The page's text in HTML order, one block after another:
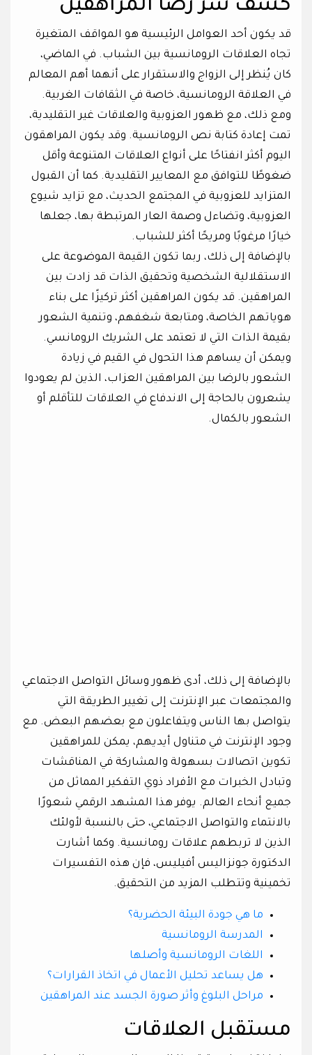
كشف سر رضا المراهقين
قد يكون أحد العوامل الرئيسية هو المواقف المتغيرة
تجاه العلاقات الرومانسية بين الشباب. في الماضي،
كان يُنظر إلى الزواج والاستقرار على أنهما أهم المعالم
في العلاقة الرومانسية، خاصة في الثقافات الغربية.
ومع ذلك، مع ظهور العزوبية والعلاقات غير التقليدية،
تمت إعادة كتابة نص الرومانسية. وقد يكون المراهقون
اليوم أكثر انفتاحًا على أنواع العلاقات المتنوعة وأقل
ضغوطًا للتوافق مع المعايير التقليدية. كما أن القبول
المتزايد للعزوبية في المجتمع الحديث، مع تزايد شيوع
العزوبية، وتضاءل وصمة العار المرتبطة بها، جعلها
خيارًا مرغوبًا ومريحًا أكثر للشباب.
بالإضافة إلى ذلك، ربما تكون القيمة الموضوعة على
الاستقلالية الشخصية وتحقيق الذات قد زادت بين
المراهقين. قد يكون المراهقين أكثر تركيزًا على بناء
هوياتهم الخاصة، ومتابعة شغفهم، وتنمية الشعور
بقيمة الذات التي لا تعتمد على الشريك الرومانسي.
ويمكن أن يساهم هذا التحول في القيم في زيادة
الشعور بالرضا بين المراهقين العزاب، الذين لم يعودوا
يشعرون بالحاجة إلى الاندفاع في العلاقات للتأقلم أو
الشعور بالكمال.
بالإضافة إلى ذلك، أدى ظهور وسائل التواصل الاجتماعي
والمجتمعات عبر الإنترنت إلى تغيير الطريقة التي
يتواصل بها الناس ويتفاعلون مع بعضهم البعض. مع
وجود الإنترنت في متناول أيديهم، يمكن للمراهقين
تكوين اتصالات بسهولة والمشاركة في المناقشات
وتبادل الخبرات مع الأفراد ذوي التفكير المماثل من
جميع أنحاء العالم. يوفر هذا المشهد الرقمي شعورًا
بالانتماء والتواصل الاجتماعي، حتى بالنسبة لأولئك
الذين لا تربطهم علاقات رومانسية. وكما أشارت
الدكتورة جونزاليس أفيليس، فإن هذه التفسيرات
تخمينية وتتطلب المزيد من التحقيق.
ما هي جودة البيئة الحضرية؟
المدرسة الرومانسية
اللغات الرومانسية وأصلها
هل يساعد تحليل الأعمال في اتخاذ القرارات؟
مراحل البلوغ وأثر صورة الجسد عند المراهقين
مستقبل العلاقات